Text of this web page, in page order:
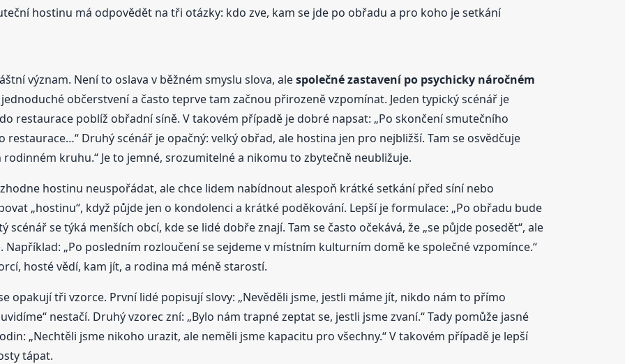
hostinu má odpovědět na tři otázky: kdo zve, kam se jde po obřadu a pro koho je setkání
význam. Není to oslava v běžném smyslu slova, alespolečné zastavení po psychicky náročném
občerstvení a často teprve tam začnou přirozeně vzpomínat. Jeden typický scénář je
restaurace poblíž obřadní síně. V takovém případě je dobré napsat: „Po skončení smutečního
restaurace…“ Druhý scénář je opačný: velký obřad, ale hostina jen pro nejbližší. Tam se osvědčuje
kruhu.“ Je to jemné, srozumitelné a nikomu to zbytečně neubližuje.
hostinu neuspořádat, ale chce lidem nabídnout alespoň krátké setkání před síní nebo
„hostinu“, když půjde jen o kondolenci a krátké poděkování. Lepší je formulace: „Po obřadu bude
se týká menších obcí, kde se lidé dobře znají. Tam se často očekává, že „se půjde posedět“, ale
„Po posledním rozloučení se sejdeme v místním kulturním domě ke společné vzpomínce.“
hosté vědí, kam jít, a rodina má méně starostí.
opakují tři vzorce. První lidé popisují slovy: „Nevěděli jsme, jestli máme jít, nikdo nám to přímo
nestačí. Druhý vzorec zní: „Bylo nám trapné zeptat se, jestli jsme zvaní.“ Tady pomůže jasné
„Nechtěli jsme nikoho urazit, ale neměli jsme kapacitu pro všechny.“ V takovém případě je lepší
tápat.